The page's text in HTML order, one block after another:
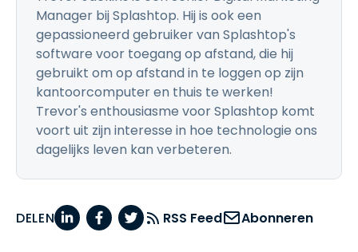
Manager bij Splashtop. Hij is ook een
gepassioneerd gebruiker van Splashtop's
software voor toegang op afstand, die hij
gebruikt om op afstand in te loggen op zijn
kantoorcomputer en thuis te werken!
Trevor's enthousiasme voor Splashtop komt
voort uit zijn interesse in hoe technologie ons
dagelijks leven kan verbeteren.
DELEN RSS Feed Abonneren